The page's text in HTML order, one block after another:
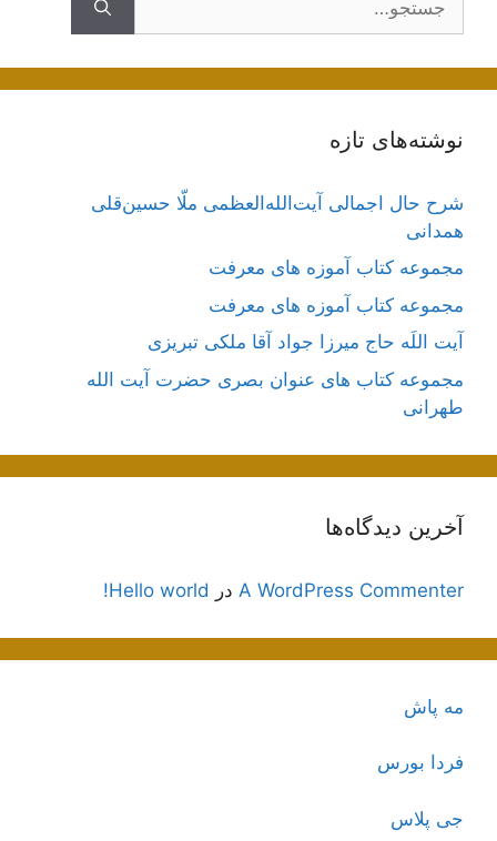
نوشته‌های تازه
شرح حال اجمالی آیت‌الله‌العظمی ملّا حسین‌قلی
همدانی
مجموعه کتاب آموزه های معرفت
مجموعه کتاب آموزه های معرفت
آیت اللَه حاج میرزا جواد آقا ملکی تبریزی
مجموعه کتاب های عنوان بصری حضرت آیت الله
طهرانی
آخرین دیدگاه‌ها
A WordPress Commenter در Hello world!
مه پاش
فردا بورس
جی پلاس